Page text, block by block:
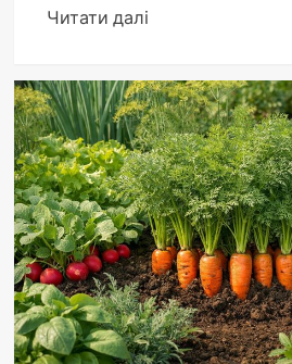
Читати даліДокладніше